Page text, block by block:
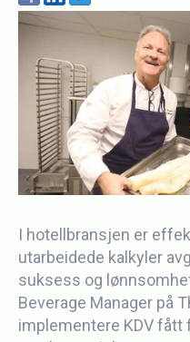
I hotellbransjen er
utarbeidede kalkyler
suksess og
Beverage Manager på
implementere KDV